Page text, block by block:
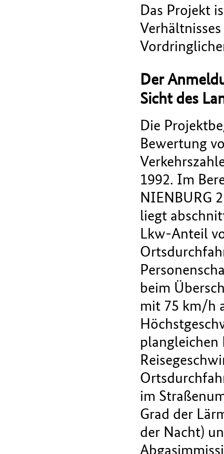
Das Projekt
Der
Sicht des
Die
Bewertung
1992. Im
NIENBURG
liegt
Lkw-Anteil
beim
mit 75 km/h
im
Grad der
der Nacht)